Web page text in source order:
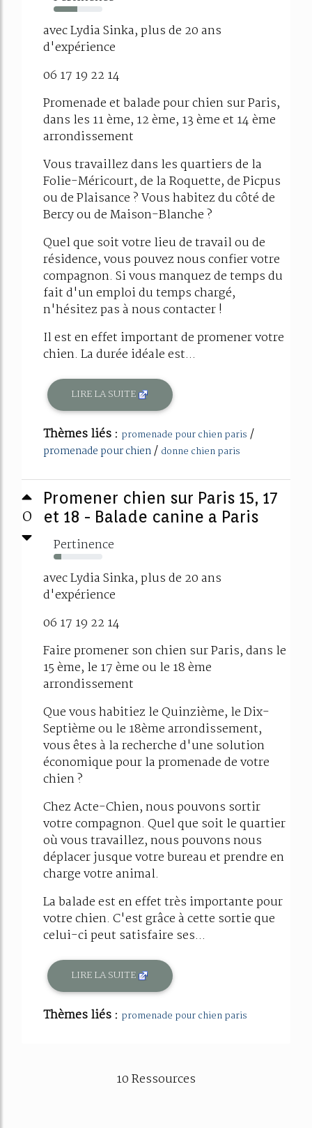
48%
avec Lydia Sinka, plus de 20 ans
d'expérience
06 17 19 22 14
Promenade et balade pour chien sur Paris,
dans les 11 ème, 12 ème, 13 ème et 14 ème
arrondissement
Vous travaillez dans les quartiers de la
Folie-Méricourt, de la Roquette, de Picpus
ou de Plaisance ? Vous habitez du côté de
Bercy ou de Maison-Blanche ?
Quel que soit votre lieu de travail ou de
résidence, vous pouvez nous confier votre
compagnon. Si vous manquez de temps du
fait d'un emploi du temps chargé,
n'hésitez pas à nous contacter !
Il est en effet important de promener votre
chien. La durée idéale est...
LIRE LA SUITE
Thèmes liés : promenade pour chien paris /
promenade pour chien/ donne chien paris
0
Promener chien sur Paris 15, 17
et 18 - Balade canine a Paris
Pertinence
16%
avec Lydia Sinka, plus de 20 ans
d'expérience
06 17 19 22 14
Faire promener son chien sur Paris, dans le
15 ème, le 17 ème ou le 18 ème
arrondissement
Que vous habitiez le Quinzième, le Dix-
Septième ou le 18ème arrondissement,
vous êtes à la recherche d'une solution
économique pour la promenade de votre
chien ?
Chez Acte-Chien, nous pouvons sortir
votre compagnon. Quel que soit le quartier
où vous travaillez, nous pouvons nous
déplacer jusque votre bureau et prendre en
charge votre animal.
La balade est en effet très importante pour
votre chien. C'est grâce à cette sortie que
celui-ci peut satisfaire ses...
LIRE LA SUITE
Thèmes liés : promenade pour chien paris
10 Ressources